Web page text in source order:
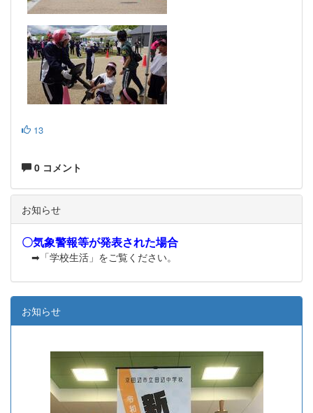
13
0 コメント
お知らせ
〇気象警報等が発表された場合
➡「学校生活」をご覧ください。
お知らせ